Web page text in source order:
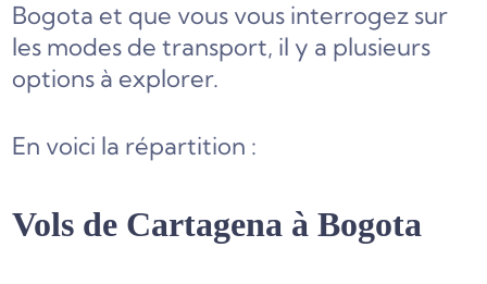
Bogota et que vous vous interrogez sur
les modes de transport, il y a plusieurs
options à explorer.
En voici la répartition :
Vols de Cartagena à Bogota